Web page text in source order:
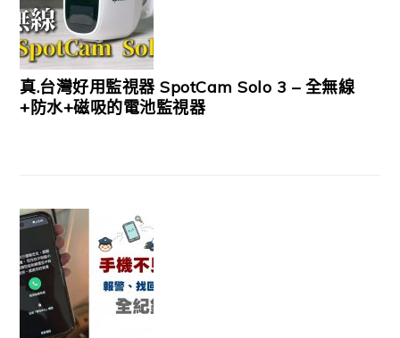
真.台灣好用監視器 SpotCam Solo 3 – 全無線
+防水+磁吸的電池監視器